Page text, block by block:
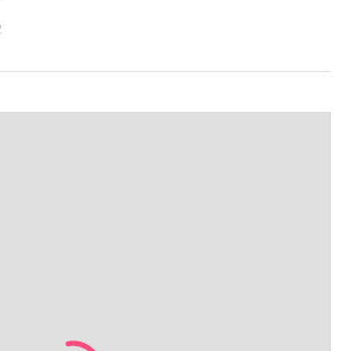
теория и методология